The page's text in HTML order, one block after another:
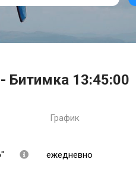
Битимка 13:45:00
График
ежедневно